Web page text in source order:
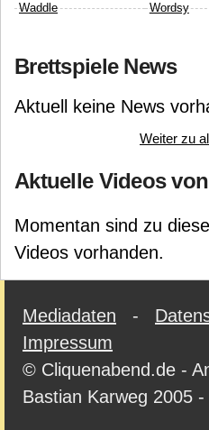
Waddle
Gavril Daniel Profiri
Wordsy
Formal Ferret
Brettspiele News
Aktuell keine News
Weiter zu
Aktuelle Videos
Momentan sind zu
Videos vorhanden.
Mediadaten -
Impressum
© Cliquenabend.de -
Bastian Karweg 2005 -